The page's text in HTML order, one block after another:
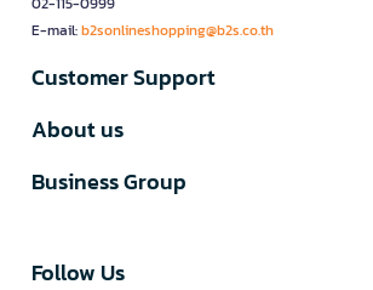
E-mail:b2sonlineshopping@b2s.co.th
Customer Support
About us
Business Group
Follow Us​